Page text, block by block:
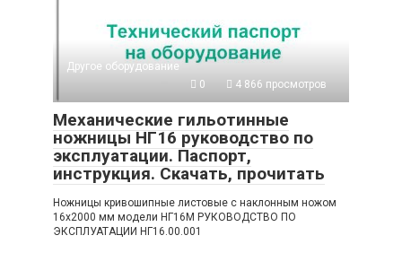
Другое оборудование
0
4 866 просмотров
Механические гильотинные
ножницы НГ16 руководство по
эксплуатации. Паспорт,
инструкция. Скачать, прочитать
Ножницы кривошипные листовые с наклонным ножом
16х2000 мм модели НГ16М РУКОВОДСТВО ПО
ЭКСПЛУАТАЦИИ НГ16.00.001